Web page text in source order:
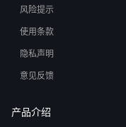
风险提示
使用条款
隐私声明
意见反馈
产品介绍